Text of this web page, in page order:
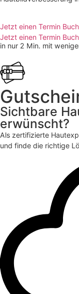
Jetzt einen Termin
Jetzt einen Termin
in nur 2 Min. mit
Sichtbare
erwünscht?
Als zertifizierte
und finde die richtige